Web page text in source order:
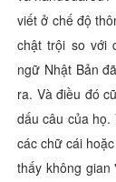
viết ở chế độ
chật trội so với
ngữ Nhật Bản
ra. Và điều đó
dấu câu của
các chữ cái
thấy không